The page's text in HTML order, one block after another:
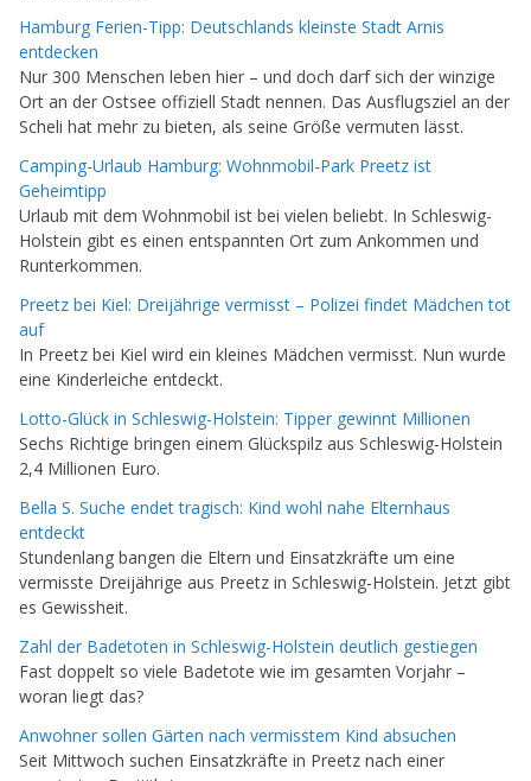
Hamburg Ferien-Tipp: Deutschlands kleinste Stadt Arnis
entdecken
Nur 300 Menschen leben hier – und doch darf sich der winzige
Ort an der Ostsee offiziell Stadt nennen. Das Ausflugsziel an der
Scheli hat mehr zu bieten, als seine Größe vermuten lässt.
Camping-Urlaub Hamburg: Wohnmobil-Park Preetz ist
Geheimtipp
Urlaub mit dem Wohnmobil ist bei vielen beliebt. In Schleswig-
Holstein gibt es einen entspannten Ort zum Ankommen und
Runterkommen.
Preetz bei Kiel: Dreijährige vermisst – Polizei findet Mädchen tot
auf
In Preetz bei Kiel wird ein kleines Mädchen vermisst. Nun wurde
eine Kinderleiche entdeckt.
Lotto-Glück in Schleswig-Holstein: Tipper gewinnt Millionen
Sechs Richtige bringen einem Glückspilz aus Schleswig-Holstein
2,4 Millionen Euro.
Bella S. Suche endet tragisch: Kind wohl nahe Elternhaus
entdeckt
Stundenlang bangen die Eltern und Einsatzkräfte um eine
vermisste Dreijährige aus Preetz in Schleswig-Holstein. Jetzt gibt
es Gewissheit.
Zahl der Badetoten in Schleswig-Holstein deutlich gestiegen
Fast doppelt so viele Badetote wie im gesamten Vorjahr –
woran liegt das?
Anwohner sollen Gärten nach vermisstem Kind absuchen
Seit Mittwoch suchen Einsatzkräfte in Preetz nach einer